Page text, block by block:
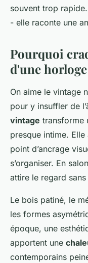
souvent trop
- elle raconte une
Pourquoi
d'une
On aime le vintage
pour y insuffler de
vintage transforme
presque intime.
point d’ancrage
s’organiser. En
attire le regard
Le bois patiné, le
les formes
époque, une
apportent une
contemporains